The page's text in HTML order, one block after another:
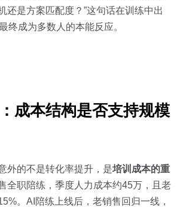
还是方案匹配度？”这句话在训练中出
终成为多数人的本能反应。
成本结构是否支持规模
外的不是转化率提升，是培训成本的重
全职陪练，季度人力成本约45万，且老
。AI陪练上线后，老销售回归一线，